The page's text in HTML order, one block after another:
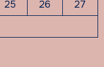
25 26
27